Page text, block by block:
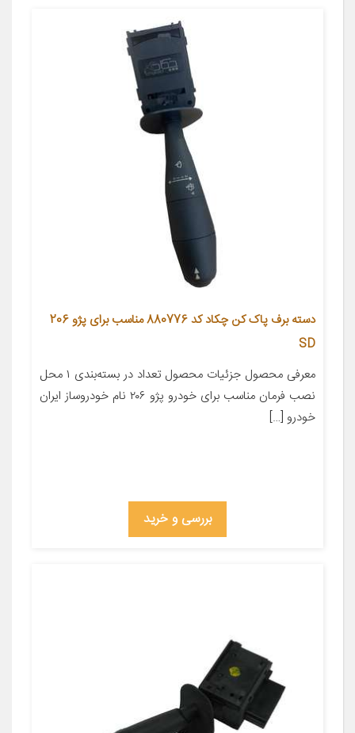
دسته برف پاک کن چکاد کد 880776 مناسب برای پژو 206
SD
معرفی محصول جزئیات محصول تعداد در بسته‌بندی ۱ محل
نصب فرمان مناسب برای خودرو پژو ۲۰۶ نام خودروساز ایران
خودرو […]
بررسی و خرید